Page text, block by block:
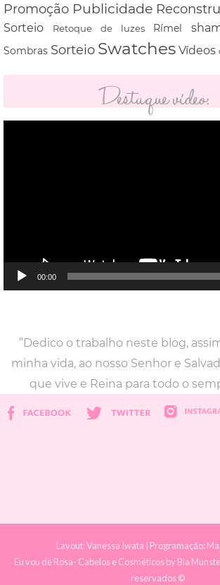
Promoção Publicidade
Sorteio
Retoque de luzes Rímel
Sombras Sorteio Swatches Vídeos
Destaque vídeo:
00:00
”Dedico o trabalho neste blog,
minha vida, ao nosso Senhor e
que vive e Reina para todo o
Layout:Vanessa Iwata | Programação:
Eu vou de Rosa- Cabelos e Cosméticosby Bia
reservados ©